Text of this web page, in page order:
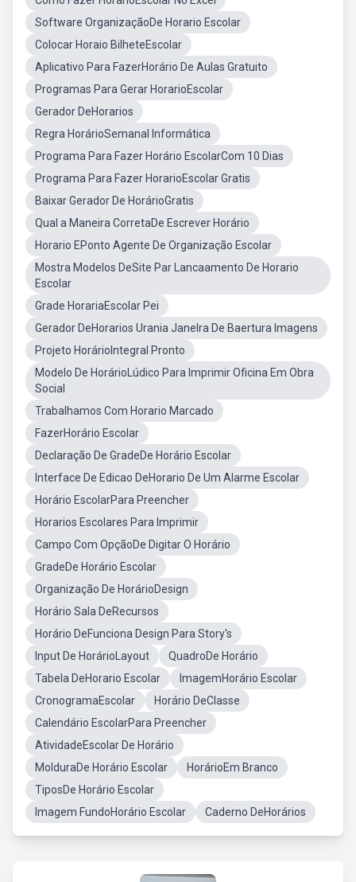
Software OrganizaçãoDe Horario Escolar
Colocar Horaio BilheteEscolar
Aplicativo Para FazerHorário De Aulas Gratuito
Programas Para Gerar HorarioEscolar
Gerador DeHorarios
Regra HorárioSemanal Informática
Programa Para Fazer Horário EscolarCom 10 Dias
Programa Para Fazer HorarioEscolar Gratis
Baixar Gerador De HorárioGratis
Qual a Maneira CorretaDe Escrever Horário
Horario EPonto Agente De Organização Escolar
Mostra Modelos DeSite Par Lancaamento De Horario
Escolar
Grade HorariaEscolar Pei
Gerador DeHorarios Urania Janelra De Baertura Imagens
Projeto HorárioIntegral Pronto
Modelo De HorárioLúdico Para Imprimir Oficina Em Obra
Social
Trabalhamos Com Horario Marcado
FazerHorário Escolar
Declaração De GradeDe Horário Escolar
Interface De Edicao DeHorario De Um Alarme Escolar
Horário EscolarPara Preencher
Horarios Escolares Para Imprimir
Campo Com OpçãoDe Digitar O Horário
GradeDe Horário Escolar
Organização De HorárioDesign
Horário Sala DeRecursos
Horário DeFunciona Design Para Story's
Input De HorárioLayout
QuadroDe Horário
Tabela DeHorario Escolar
ImagemHorário Escolar
CronogramaEscolar
Horário DeClasse
Calendário EscolarPara Preencher
AtividadeEscolar De Horário
MolduraDe Horário Escolar
HorárioEm Branco
TiposDe Horário Escolar
Imagem FundoHorário Escolar
Caderno DeHorários